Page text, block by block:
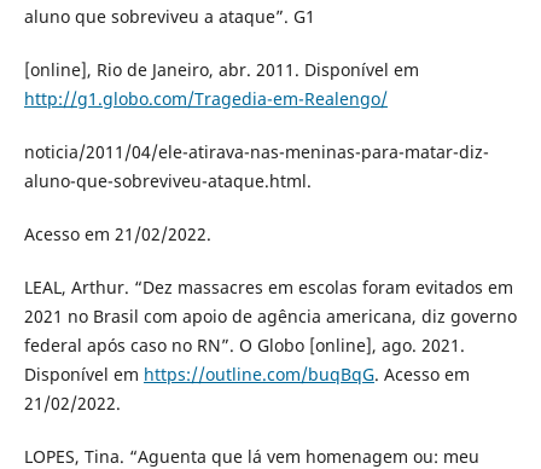
aluno que sobreviveu a ataque”. G1
[online], Rio de Janeiro, abr. 2011. Disponível em
http://g1.globo.com/Tragedia-em-Realengo/
noticia/2011/04/ele-atirava-nas-meninas-para-matar-diz-
aluno-que-sobreviveu-ataque.html.
Acesso em 21/02/2022.
LEAL, Arthur. “Dez massacres em escolas foram evitados em
2021 no Brasil com apoio de agência americana, diz governo
federal após caso no RN”. O Globo [online], ago. 2021.
Disponível em https://outline.com/buqBqG. Acesso em
21/02/2022.
LOPES, Tina. “Aguenta que lá vem homenagem ou: meu